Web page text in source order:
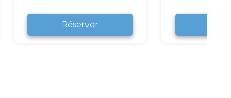
Réserver